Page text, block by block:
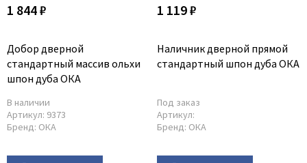
1 844 ₽
Добор дверной
стандартный массив ольхи
шпон дуба ОКА
В наличии
Артикул: 9373
Бренд: ОКА
1 119 ₽
Наличник дверной прямой
стандартный шпон дуба ОКА
Под заказ
Артикул:
Бренд: ОКА